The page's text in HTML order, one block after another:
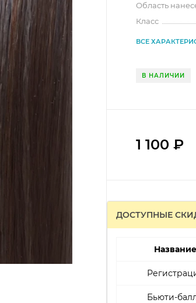
Область
Класс
ВСЕ
В НАЛИЧИИ
1 100₽
ДОСТУПНЫЕ
Название
Бьюти-